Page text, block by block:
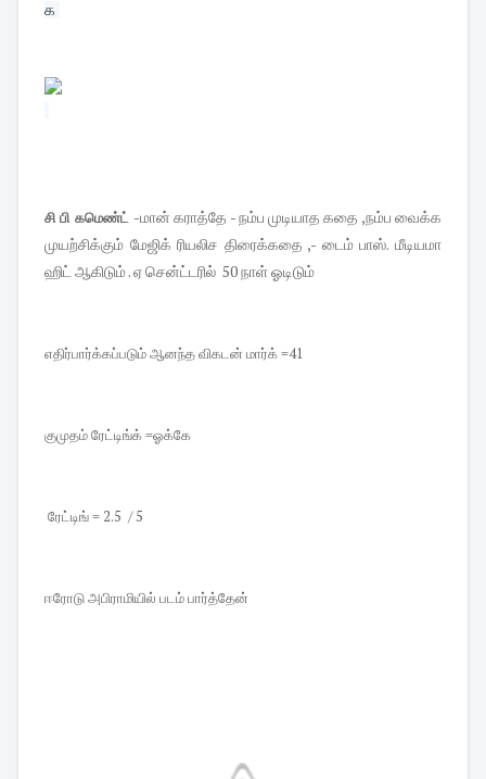
க
சி பி கமெண்ட் -மான் கராத்தே - நம்ப முடியாத கதை ,நம்ப வைக்க
முயற்சிக்கும் மேஜிக் ரியலிச திரைக்கதை ,- டைம் பாஸ். மீடியமா
ஹிட் ஆகிடும் . ஏ சென்ட்டரில் 50 நாள் ஓடிடும்
எதிர்பார்க்கப்படும் ஆனந்த விகடன் மார்க் =41
குமுதம் ரேட்டிங்க் =ஓக்கே
ரேட்டிங் = 2.5 / 5
ஈரோடு அபிராமியில் படம் பார்த்தேன்